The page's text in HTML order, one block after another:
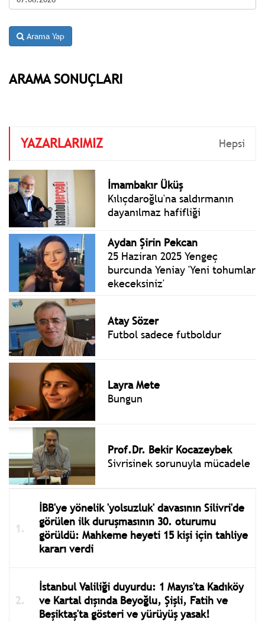
Arama Yap
ARAMA SONUÇLARI
YAZARLARIMIZ Hepsi
İmambakır Üküş
Kılıçdaroğlu'na saldırmanın
dayanılmaz hafifliği
Aydan Şirin Pekcan
25 Haziran 2025 Yengeç
burcunda Yeniay 'Yeni tohumlar
ekeceksiniz'
Atay Sözer
Futbol sadece futboldur
Layra Mete
Bungun
Prof.Dr. Bekir Kocazeybek
Sivrisinek sorunuyla mücadele
İBB'ye yönelik 'yolsuzluk' davasının Silivri'de
görülen ilk duruşmasının 30. oturumu
görüldü: Mahkeme heyeti 15 kişi için tahliye
kararı verdi
İstanbul Valiliği duyurdu: 1 Mayıs'ta Kadıköy
ve Kartal dışında Beyoğlu, Şişli, Fatih ve
Beşiktaş'ta gösteri ve yürüyüş yasak!